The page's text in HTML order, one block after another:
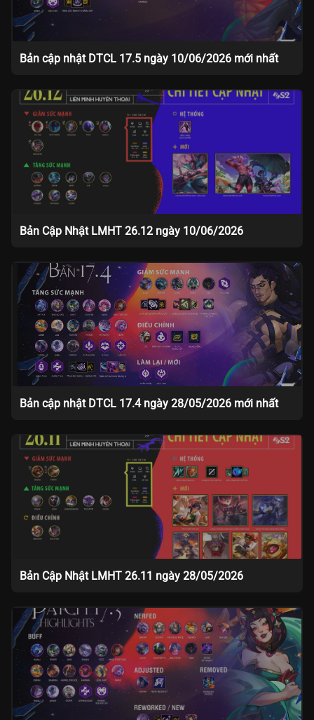
Bản cập nhật DTCL 17.5 ngày 10/06/2026 mới nhất
Bản Cập Nhật LMHT 26.12 ngày 10/06/2026
Bản cập nhật DTCL 17.4 ngày 28/05/2026 mới nhất
Bản Cập Nhật LMHT 26.11 ngày 28/05/2026